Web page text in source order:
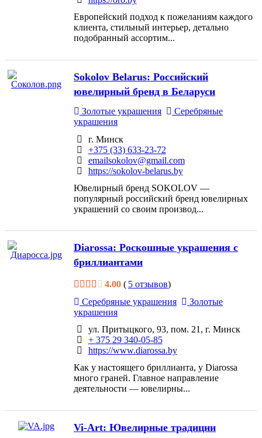
Европейский подход к пожеланиям каждого
клиента, стильный интерьер, детально
подобранный ассортим...
Sokolov Belarus: Российский
ювелирный бренд в Беларуси
Золотые украшения
Серебряные
украшения
г. Минск
+375 (33) 633-23-72
emailsokolov@gmail.com
https://sokolov-belarus.by
Ювелирный бренд SOKOLOV —
популярный российский бренд ювелирных
украшений со своим производ...
Diarossa: Роскошные украшения с
бриллиантами
4.00 ( 5 отзывов)
Серебряные украшения
Золотые
украшения
ул. Притыцкого, 93, пом. 21, г. Минск
+ 375 29 340-05-85
https://www.diarossa.by
Как у настоящего бриллианта, у Diarossa
много граней. Главное направление
деятельности — ювелирны...
Vi-Art: Ювелирные традиции